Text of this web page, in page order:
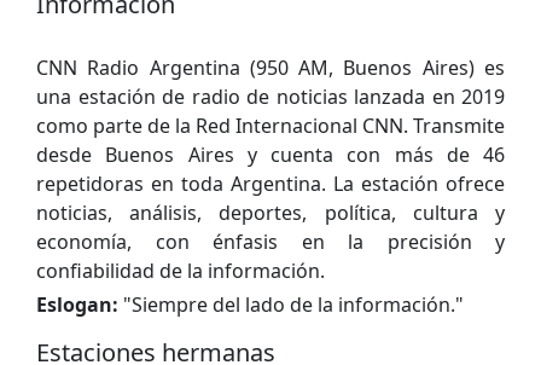
CNN Radio Argentina (950 AM, Buenos Aires) es
una estación de radio de noticias lanzada en 2019
como parte de la Red Internacional CNN. Transmite
desde Buenos Aires y cuenta con más de 46
repetidoras en toda Argentina. La estación ofrece
noticias, análisis, deportes, política, cultura y
economía, con énfasis en la precisión y
confiabilidad de la información.
Eslogan: "Siempre del lado de la información."
Estaciones hermanas